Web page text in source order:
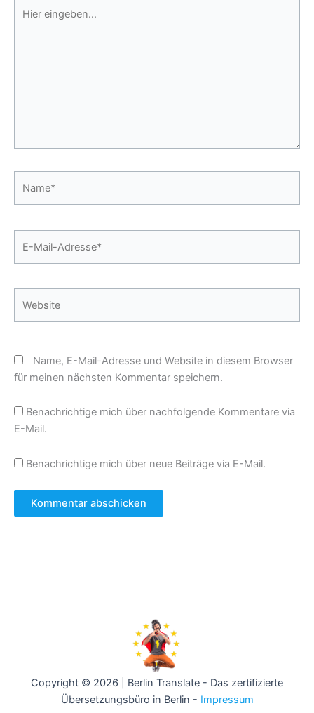
eingeben…
Mail-
Name, E-Mail-Adresse und Website in diesem Browser
für meinen nächsten Kommentar speichern.
Benachrichtige mich über nachfolgende Kommentare via
E-Mail.
Benachrichtige mich über neue Beiträge via E-Mail.
Copyright © 2026 | Berlin Translate - Das zertifizierte
Übersetzungsbüro in Berlin - Impressum